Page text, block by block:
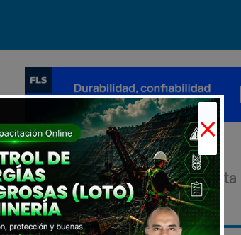
Novedades Eventos Entrevista
×